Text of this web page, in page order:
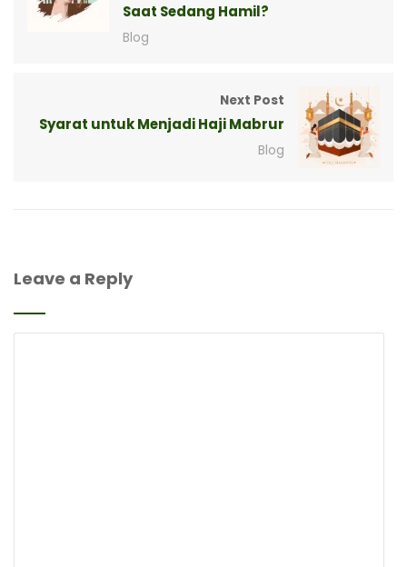
Saat Sedang Hamil?
Blog
Next Post
Syarat untuk Menjadi Haji Mabrur
Blog
Leave a Reply